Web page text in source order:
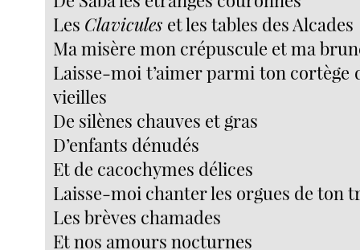
Les Clavicules et les tables des Alcades
Ma misère mon crépuscule et ma
Laisse-moi t’aimer parmi ton cortège
vieilles
De silènes chauves et gras
D’enfants dénudés
Et de cacochymes délices
Laisse-moi chanter les orgues de ton
Les brèves chamades
Et nos amours nocturnes